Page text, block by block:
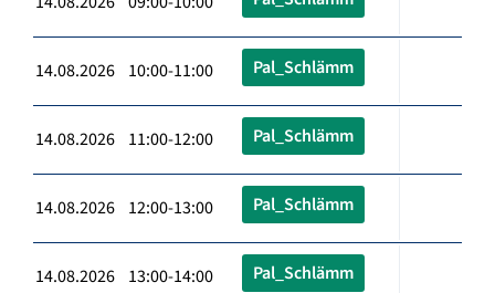
14.08.2026 10:00-11:00 Pal_Schlämm
14.08.2026 11:00-12:00 Pal_Schlämm
14.08.2026 12:00-13:00 Pal_Schlämm
14.08.2026 13:00-14:00 Pal_Schlämm